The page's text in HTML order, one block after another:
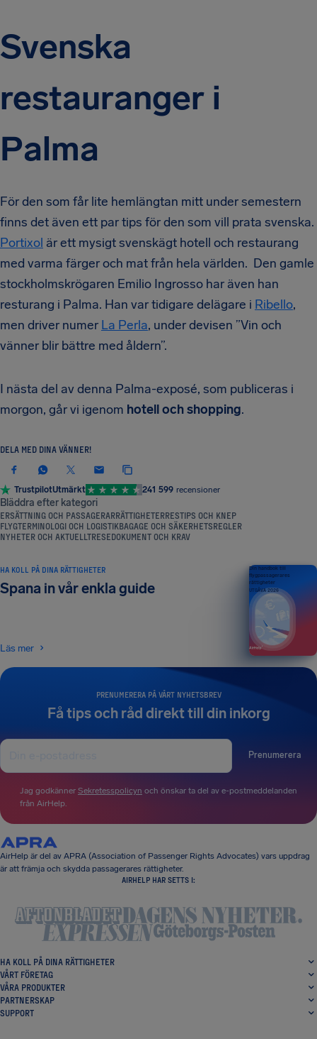
Svenska
restauranger i
Palma
För den som får lite hemlängtan mitt under semestern
finns det även ett par tips för den som vill prata svenska.
Portixol är ett mysigt svenskägt hotell och restaurang
med varma färger och mat från hela världen. Den gamle
stockholmskrögaren Emilio Ingrosso har även han
resturang i Palma. Han var tidigare delägare i Ribello,
men driver numer La Perla, under devisen ”Vin och
vänner blir bättre med åldern”.
I nästa del av denna Palma-exposé, som publiceras i
morgon, går vi igenom hotell och shopping.
DELA MED DINA VÄNNER!
TrustpilotUtmärkt 241 599 recensioner
Bläddra efter kategori
ERSÄTTNING OCH PASSAGERARRÄTTIGHETERRESTIPS OCH KNEP
FLYGTERMINOLOGI OCH LOGISTIKBAGAGE OCH SÄKERHETSREGLER
NYHETER OCH AKTUELLTRESEDOKUMENT OCH KRAV
PRENUMERERA PÅ VÅRT NYHETSBREV
Få tips och råd direkt till din inkorg
Prenumerera
Jag godkänner Sekretesspolicyn och önskar ta del av e-postmeddelanden
från AirHelp.
HA KOLL PÅ DINA RÄTTIGHETER
Spana in vår enkla guide
Läs mer
Din handbok till
flygpassagerares
rättigheter
UTGÅVA 2026
AirHelp är del av APRA (Association of Passenger Rights Advocates) vars uppdrag
är att främja och skydda passagerares rättigheter.
AIRHELP HAR SETTS I:
HA KOLL PÅ DINA RÄTTIGHETER
VÅRT FÖRETAG
VÅRA PRODUKTER
PARTNERSKAP
SUPPORT